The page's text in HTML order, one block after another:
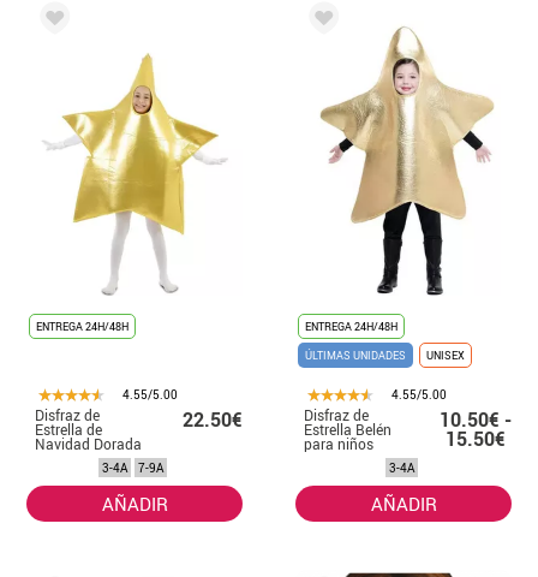
ENTREGA 24H/48H
4.55/5.00
Disfraz de
Estrella de
Navidad Dorada
Grande para
22.50€
3-4A 7-9A
AÑADIR
ENTREGA 24H/48H
ÚLTIMAS UNIDADES
UNISEX
4.55/5.00
Disfraz de
Estrella Belén
para niños
10.50€ -
15.50€
3-4A
AÑADIR